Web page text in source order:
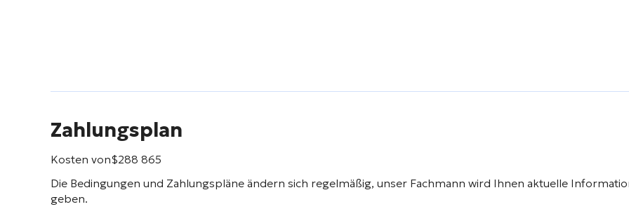
Zahlungsplan
Kosten von$288 865
Die Bedingungen und Zahlungspläne ändern sich regelmäßig, unser Fachmann wird Ihnen aktuelle
geben.